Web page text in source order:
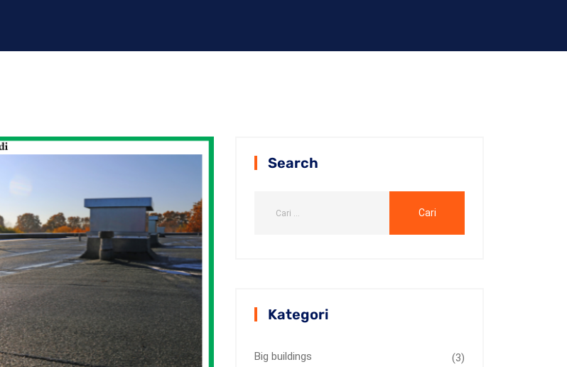
Search
Kategori
Big buildings (3)